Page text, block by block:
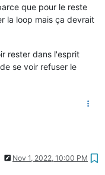
que pour le reste
la loop mais ça devrait
rester dans l'esprit
se voir refuser le
Nov 1, 2022, 10:00 PM